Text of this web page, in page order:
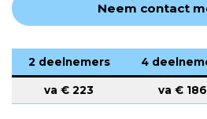
Neem contact
2 deelnemers 4
va € 223 va € 186